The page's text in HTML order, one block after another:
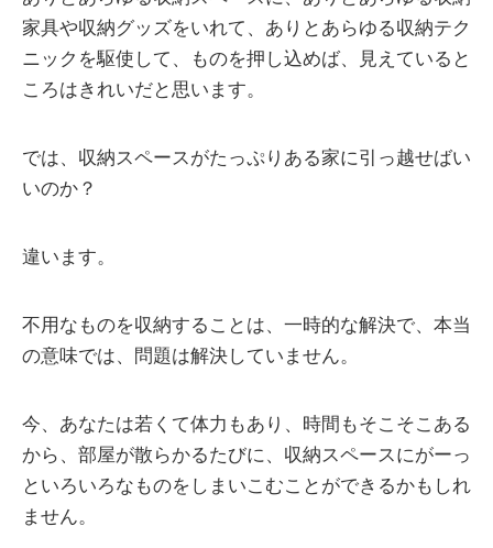
家具や収納グッズをいれて、ありとあらゆる収納テク
ニックを駆使して、ものを押し込めば、見えていると
ころはきれいだと思います。
では、収納スペースがたっぷりある家に引っ越せばい
いのか？
違います。
不用なものを収納することは、一時的な解決で、本当
の意味では、問題は解決していません。
今、あなたは若くて体力もあり、時間もそこそこある
から、部屋が散らかるたびに、収納スペースにがーっ
といろいろなものをしまいこむことができるかもしれ
ません。